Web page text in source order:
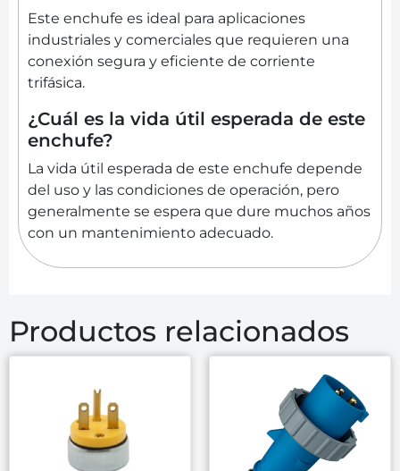
Este enchufe es ideal para aplicaciones
industriales y comerciales que requieren una
conexión segura y eficiente de corriente
trifásica.
¿Cuál es la vida útil esperada de este
enchufe?
La vida útil esperada de este enchufe depende
del uso y las condiciones de operación, pero
generalmente se espera que dure muchos años
con un mantenimiento adecuado.
Productos relacionados